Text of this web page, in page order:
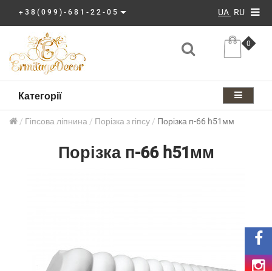
+38(099)-681-22-05 UA RU
0
Категорії
Гіпсова ліпнина Порізка з гіпсу Порізка п-66 h51мм
Порізка п-66 h51мм